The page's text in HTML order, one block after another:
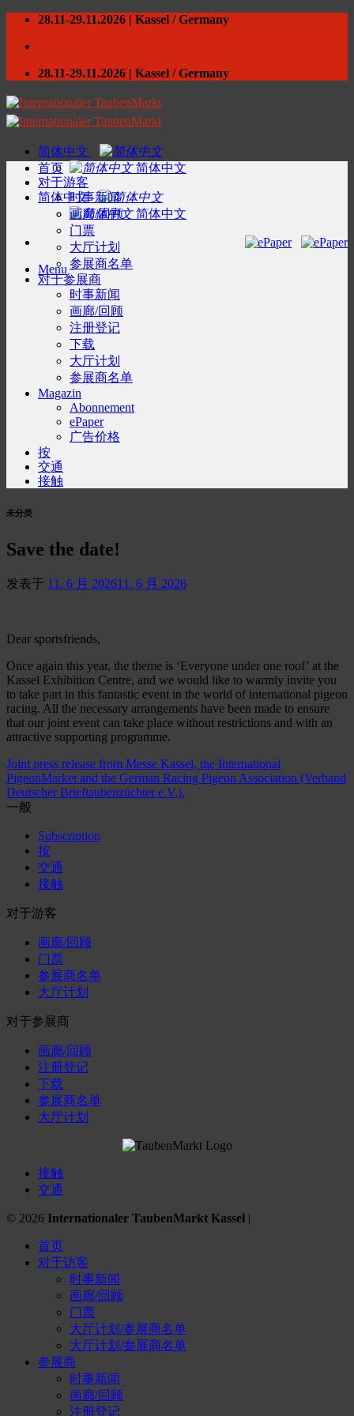
Skip
content
28.11-29.11.2026 | Kassel / Germany
28.11-29.11.2026 | Kassel / Germany
简体中文
简体中文
简体中文
简体中文
Menu
首页
对于游客
时事新闻
画廊/回顾
门票
大厅计划
参展商名单
对于参展商
时事新闻
画廊/回顾
注册登记
下载
大厅计划
参展商名单
Magazin
Abonnement
ePaper
广告价格
按
交通
接触
未分类
Save the date!
发表于 11. 6 月 202611. 6 月 2026
Dear sportsfriends,
Once again this year, the theme is ‘Everyone under one roof’ at the
Kassel Exhibition Centre, and we would like to warmly invite you
to take part in this fantastic event in the world of international pigeon
racing. All the necessary arrangements have been made to ensure
that our joint event can take place without restrictions and with an
attractive supporting programme.
Joint press release from Messe Kassel, the International
PigeonMarket and the German Racing Pigeon Association (Verband
Deutscher Brieftaubenzüchter e.V.).
一般
Subscription
按
交通
接触
对于游客
画廊/回顾
门票
参展商名单
大厅计划
对于参展商
画廊/回顾
注册登记
下载
参展商名单
大厅计划
接触
交通
© 2026 Internationaler TaubenMarkt Kassel |
首页
对于访客
时事新闻
画廊/回顾
门票
大厅计划/参展商名单
大厅计划/参展商名单
参展商
时事新闻
画廊/回顾
注册登记